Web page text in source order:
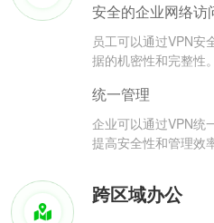
安全的企业网络访
员工可以通过VPN安
据的机密性和完整性。
统一管理
企业可以通过VPN统
提高安全性和管理效
跨区域办公